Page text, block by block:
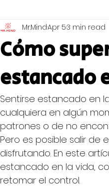
Cómo
estancado
Mr.MindApr 53 min read
Sentirse estancado en
cualquiera en algún
patrones o de no
Pero es posible salir de
disfrutando. En este
estancado en la vida,
retomar el control.